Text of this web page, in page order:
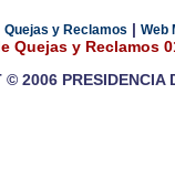
Quejas y Reclamos | Web
Quejas y Reclamos
© 2006 PRESIDENCIA